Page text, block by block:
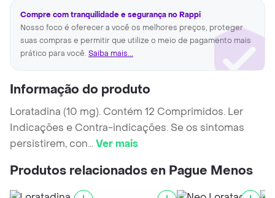
Compre com tranquilidade e segurança no Rappi
Nosso foco é oferecer a você os melhores preços, proteger
suas compras e permitir que utilize o meio de pagamento mais
prático para você. Saiba mais...
Informação do produto
Loratadina (10 mg). Contém 12 Comprimidos. Ler
Indicações e Contra-indicações. Se os sintomas
persistirem, con...Ver mais
Produtos relacionados en Pague Menos